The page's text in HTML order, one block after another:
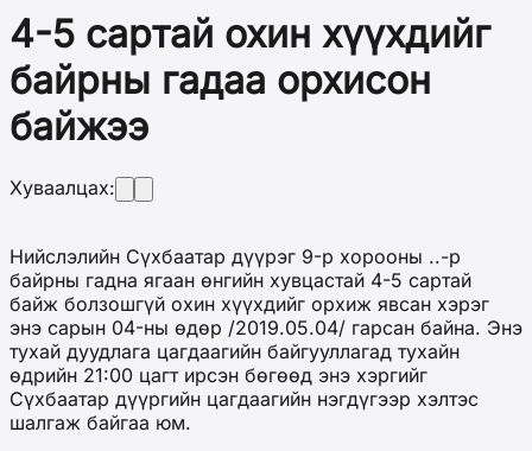
4-5 сартай охин хүүхдийг
байрны гадаа орхисон
байжээ
Хуваалцах:
Нийслэлийн Сүхбаатар дүүрэг 9-р хорооны ..-р
байрны гадна ягаан өнгийн хувцастай 4-5 сартай
байж болзошгүй охин хүүхдийг орхиж явсан хэрэг
энэ сарын 04-ны өдөр /2019.05.04/ гарсан байна. Энэ
тухай дуудлага цагдаагийн байгууллагад тухайн
өдрийн 21:00 цагт ирсэн бөгөөд энэ хэргийг
Сүхбаатар дүүргийн цагдаагийн нэгдүгээр хэлтэс
шалгаж байгаа юм.